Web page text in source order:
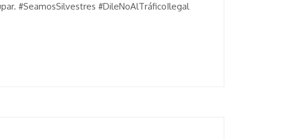
#SeamosSilvestres #DileNoAlTráficoIlegal